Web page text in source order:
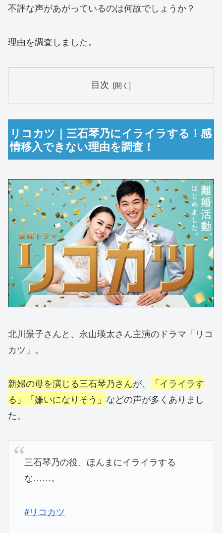
不評な声があがっているのは何故でしょうか？
理由を調査しました。
目次
リコカツ｜三石琴乃にイライラする！感
情移入できない理由を調査！
北川景子さんと、永山瑛太さん主演のドラマ「リコ
カツ」。
新婦の母を演じる三石琴乃さんが、
「イライラす
る」「嫌いになりそう」 などの声が多くありまし
た。
三石琴乃の役、ほんまにイライラする
な……。
#リコカツ